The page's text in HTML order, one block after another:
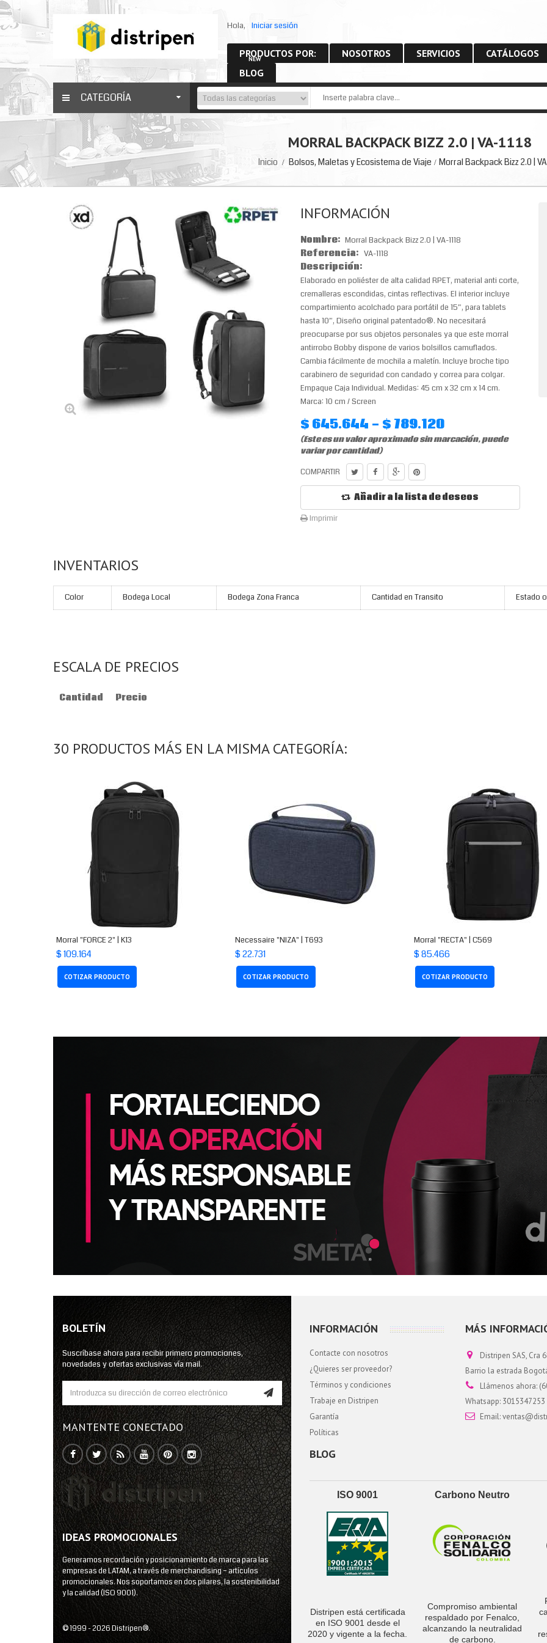
Hola, Iniciar sesión
PRODUCTOS POR: NOSOTROS SERVICIOS CATÁLOGOS
BLOG
NEW
CATEGORÍA
MORRAL BACKPACK BIZZ 2.0 | VA-1118
Inicio Bolsos, Maletas y Ecosistema de Viaje Morral Backpack Bizz 2.0 |
INFORMACIÓN
Nombre: Morral Backpack Bizz 2.0 | VA-1118
Referencia: VA-1118
Descripción:
Elaborado en poliéster de alta calidad RPET, material anti corte,
cremalleras escondidas, cintas reflectivas. El interior incluye
compartimiento acolchado para portátil de 15”, para tablets
hasta 10”, Diseño original patentado®. No necesitará
preocuparse por sus objetos personales ya que este morral
antirrobo Bobby dispone de varios bolsillos camuflados.
Cambia fácilmente de mochila a maletín. Incluye broche tipo
carabinero de seguridad con candado y correa para colgar.
Empaque Caja Individual. Medidas: 45 cm x 32 cm x 14 cm.
Marca: 10 cm / Screen
$ 645.644 - $ 789.120
(Este es un valor aproximado sin marcación, puede
variar por cantidad)
COMPARTIR
Añadir a la lista de deseos
Imprimir
INVENTARIOS
Color Bodega Local Bodega Zona Franca Cantidad en Transito Estado
ESCALA DE PRECIOS
Cantidad Precio
30 PRODUCTOS MÁS EN LA MISMA CATEGORÍA:
Morral "FORCE 2" | K13
$ 109.164
COTIZAR PRODUCTO
Necessaire "NIZA" | T693
$ 22.731
COTIZAR PRODUCTO
Morral "RECTA" | C569
$ 85.466
COTIZAR PRODUCTO
BOLETÍN
Suscríbase ahora para recibir primero promociones,
novedades y ofertas exclusivas vía mail.
MANTENTE CONECTADO
IDEAS PROMOCIONALES
Generamos recordación y posicionamiento de marca para las
empresas de LATAM, a través de merchandising – artículos
promocionales. Nos soportamos en dos pilares, la sostenibilidad
y la calidad (ISO 9001).
© 1999 - 2026 Distripen®.
INFORMACIÓN
Contacte con nosotros
¿Quieres ser proveedor?
Términos y condiciones
Trabaje en Distripen
Garantía
Políticas
BLOG
MÁS
Distripen SAS, Cra
Barrio la estrada
Llámenos ahora:
Whatsapp: 3015347253
Email:
ISO 9001 Carbono Neutro
Distripen está certificada
en ISO 9001 desde el
2020 y vigente a la fecha.
Compromiso ambiental
respaldado por Fenalco,
alcanzando la neutralidad
de carbono.